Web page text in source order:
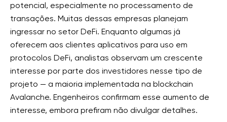
potencial, especialmente no processamento de
transações. Muitas dessas empresas planejam
ingressar no setor DeFi. Enquanto algumas já
oferecem aos clientes aplicativos para uso em
protocolos DeFi, analistas observam um crescente
interesse por parte dos investidores nesse tipo de
projeto — a maioria implementada na blockchain
Avalanche. Engenheiros confirmam esse aumento de
interesse, embora prefiram não divulgar detalhes.